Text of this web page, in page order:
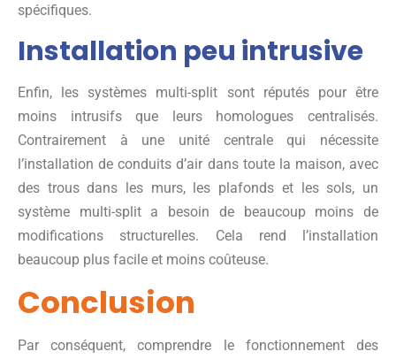
spécifiques.
Installation peu intrusive
Enfin, les systèmes multi-split sont réputés pour être
moins intrusifs que leurs homologues centralisés.
Contrairement à une unité centrale qui nécessite
l’installation de conduits d’air dans toute la maison, avec
des trous dans les murs, les plafonds et les sols, un
système multi-split a besoin de beaucoup moins de
modifications structurelles. Cela rend l’installation
beaucoup plus facile et moins coûteuse.
Conclusion
Par conséquent, comprendre le fonctionnement des